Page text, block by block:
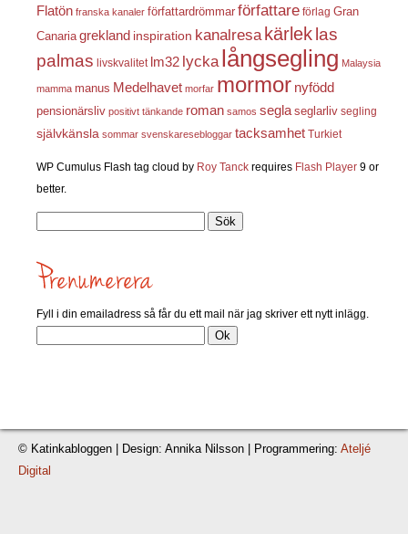
Flatön franska kanaler författardrömmar författare förlag Gran
Canaria grekland inspiration kanalresa kärlek las
palmas livskvalitet lm32 lycka långsegling Malaysia
mamma manus Medelhavet morfar mormor nyfödd
pensionärsliv positivt tänkande roman samos segla seglarliv segling
självkänsla sommar svenskaresebloggar tacksamhet Turkiet
WP Cumulus Flash tag cloud by Roy Tanck requires Flash Player 9 or
better.
Fyll i din emailadress så får du ett mail när jag skriver ett nytt inlägg.
© Katinkabloggen | Design: Annika Nilsson | Programmering: Ateljé
Digital